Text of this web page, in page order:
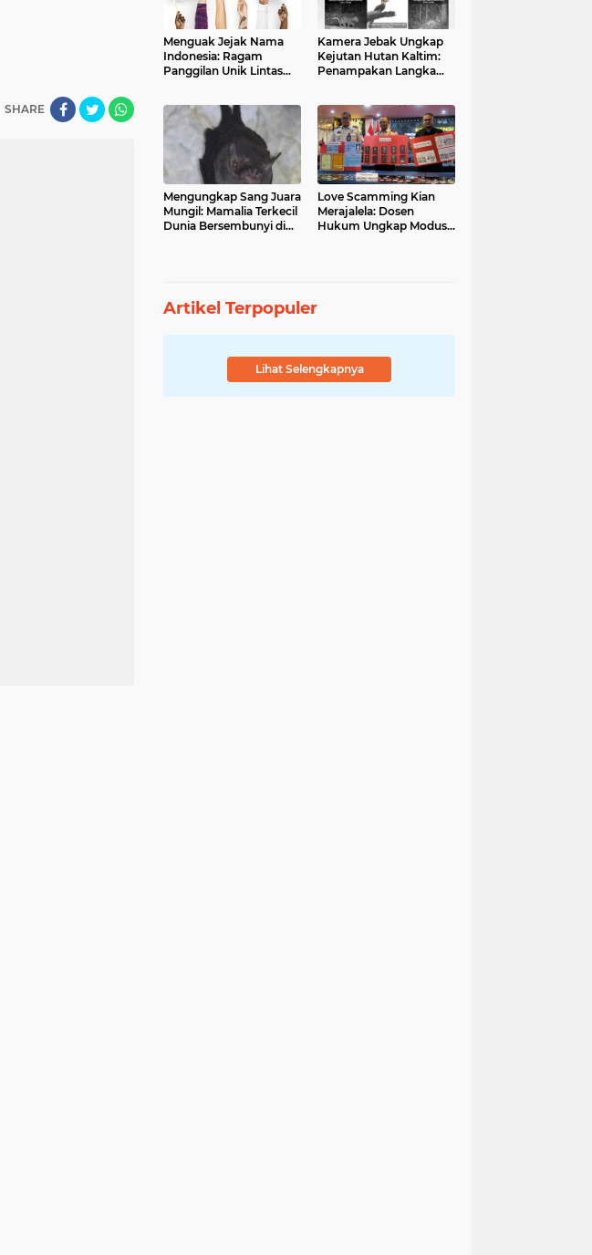
SHARE
Menguak Jejak Nama
Indonesia: Ragam
Panggilan Unik Lintas
Kamera Jebak Ungkap
Kejutan Hutan Kaltim:
Penampakan Langka
Mengungkap Sang Juara
Mungil: Mamalia Terkecil
Dunia Bersembunyi di
Love Scamming Kian
Merajalela: Dosen
Hukum Ungkap Modus
Artikel Terpopuler
Lihat Selengkapnya